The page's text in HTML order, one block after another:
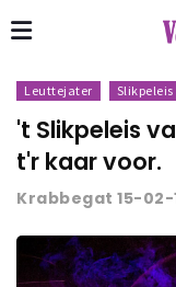
Leuttejater Slikpeleis
't Slikpeleis
t'r kaar voor.
Krabbegat 15-02-